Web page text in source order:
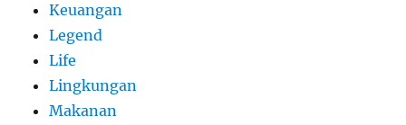
Keuangan
Legend
Life
Lingkungan
Makanan